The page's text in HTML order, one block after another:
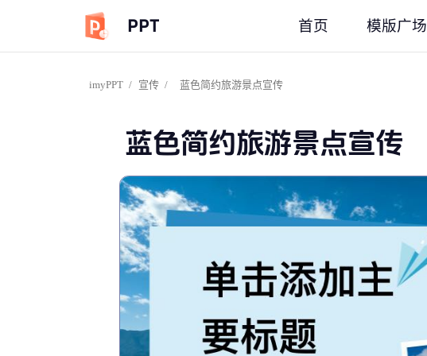
PPT 首页 模版广场
imyPPT / 宣传 / 蓝色简约旅游景点宣传
蓝色简约旅游景点宣传